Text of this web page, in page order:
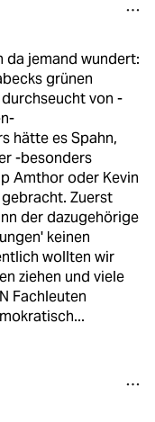
da jemand wundert:
grünen
von -
hätte es Spahn,
-besonders
Amthor oder Kevin
Zuerst
der dazugehörige
keinen
wollten wir
ziehen und viele
Fachleuten